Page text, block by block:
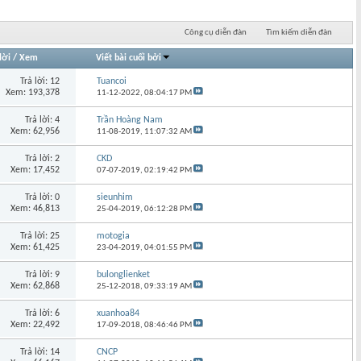
Công cụ diễn đàn Tìm kiếm diễn đàn
/ Xem Viết bài cuối bởi
Trả lời: 12
Xem: 193,378
Tuancoi
11-12-2022,08:04:17 PM
Trả lời: 4
Xem: 62,956
Trần Hoàng Nam
11-08-2019, 11:07:32 AM
Trả lời: 2
Xem: 17,452
CKD
07-07-2019,02:19:42 PM
Trả lời: 0
Xem: 46,813
sieunhim
25-04-2019,06:12:28 PM
Trả lời: 25
Xem: 61,425
motogia
23-04-2019,04:01:55 PM
Trả lời: 9
Xem: 62,868
bulonglienket
25-12-2018,09:33:19 AM
Trả lời: 6
Xem: 22,492
xuanhoa84
17-09-2018,08:46:46 PM
Trả lời: 14
CNCP